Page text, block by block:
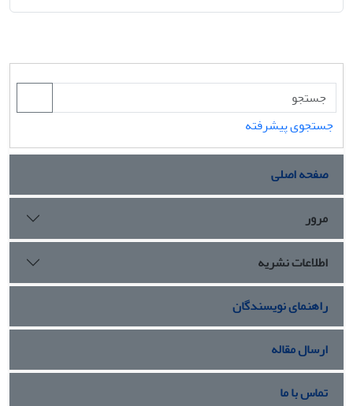
جستجوی پیشرفته
صفحه اصلی
مرور
اطلاعات نشریه
راهنمای نویسندگان
ارسال مقاله
تماس با ما